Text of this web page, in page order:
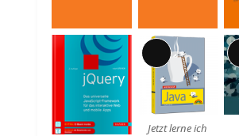
Lange
Beschreibung
Jetzt lerne ich